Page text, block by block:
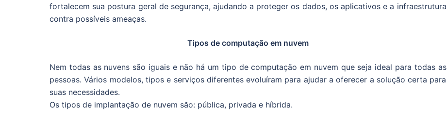
fortalecem sua postura geral de segurança, ajudando a proteger os dados, os aplicativos e a infraestrutura
contra possíveis ameaças.
Tipos de computação em nuvem
Nem todas as nuvens são iguais e não há um tipo de computação em nuvem que seja ideal para todas as
pessoas. Vários modelos, tipos e serviços diferentes evoluíram para ajudar a oferecer a solução certa para
suas necessidades.
Os tipos de implantação de nuvem são: pública, privada e híbrida.